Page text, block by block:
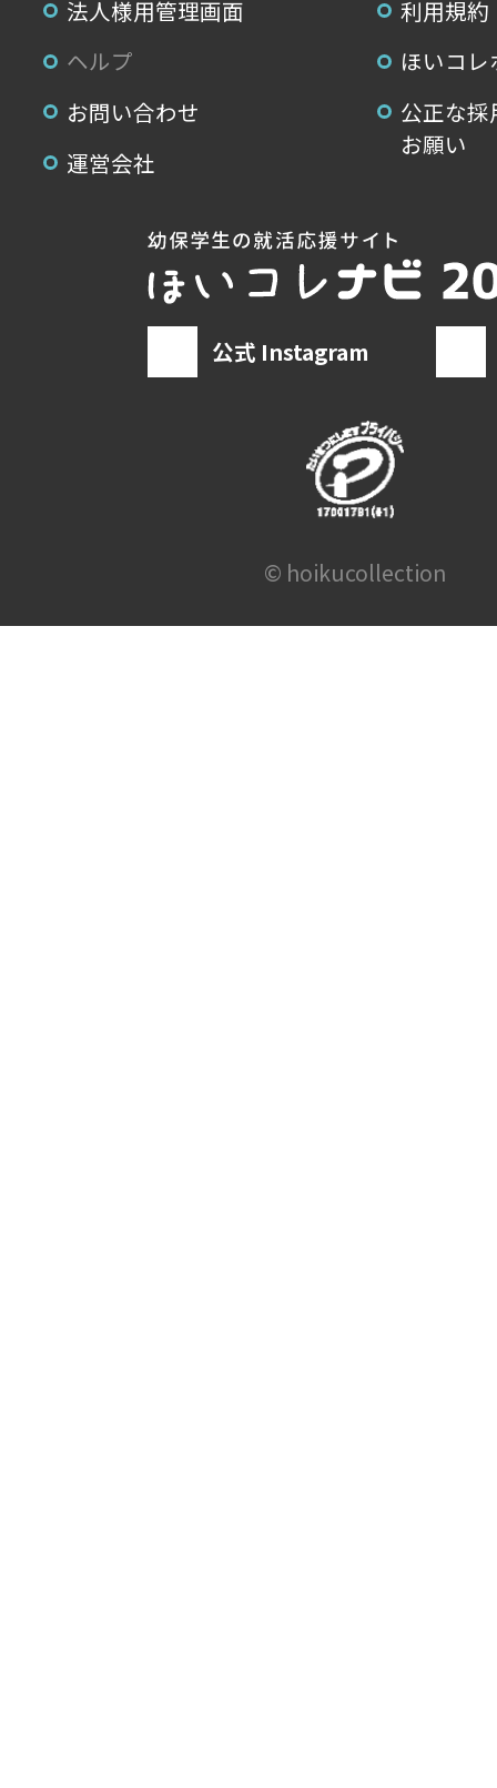
法人様用管理画面
利用規約
ヘルプ
ほいコ
お問い合わせ
公正な
お願い
運営会社
公式 Instagram
© hoikucollection